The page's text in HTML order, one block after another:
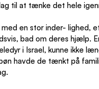
til at tænke det hele
en stor inder- lighed,
bad om deres hjælp.
i Israel, kunne ikke
havde de tænkt på